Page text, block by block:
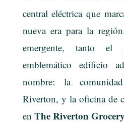
central eléctrica que
nueva era para la
emergente, tanto el
emblemático edificio
nombre: la
Riverton, y la oficina de
en The Riverton